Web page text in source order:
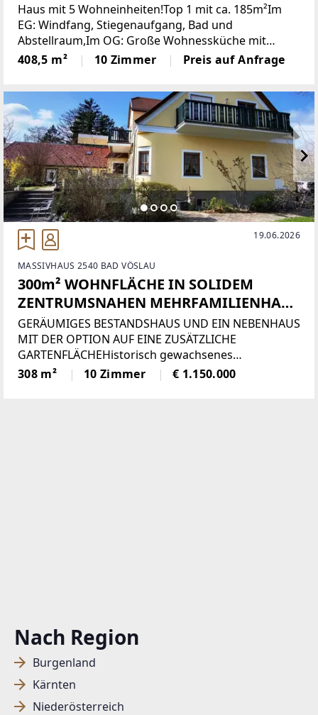
Nach Region
Burgenland
Kärnten
Niederösterreich
Haus mit 5 Wohneinheiten!Top 1 mit ca. 185m²Im
EG: Windfang, Stiegenaufgang, Bad und
Abstellraum,Im OG: Große Wohnessküche mit
Speise, Terrasse mit ca.47m², 2 Kinderzimmer,
Schlafzimmer mit gr. Badezimmer, kleines
408,5 m² 10 Zimmer Preis auf Anfrage
19.06.2026
MASSIVHAUS 2540 BAD VÖSLAU
300m² WOHNFLÄCHE IN SOLIDEM
ZENTRUMSNAHEN MEHRFAMILIENHAUS
IN BAD VÖSLAU
GERÄUMIGES BESTANDSHAUS UND EIN NEBENHAUS
MIT DER OPTION AUF EINE ZUSÄTZLICHE
GARTENFLÄCHEHistorisch gewachsenes
Bestandsgebäude aus dem Jahr 1913, welches 1989
umfassend saniert und zu 2 Wohneinheiten, mit
308 m² 10 Zimmer € 1.150.000